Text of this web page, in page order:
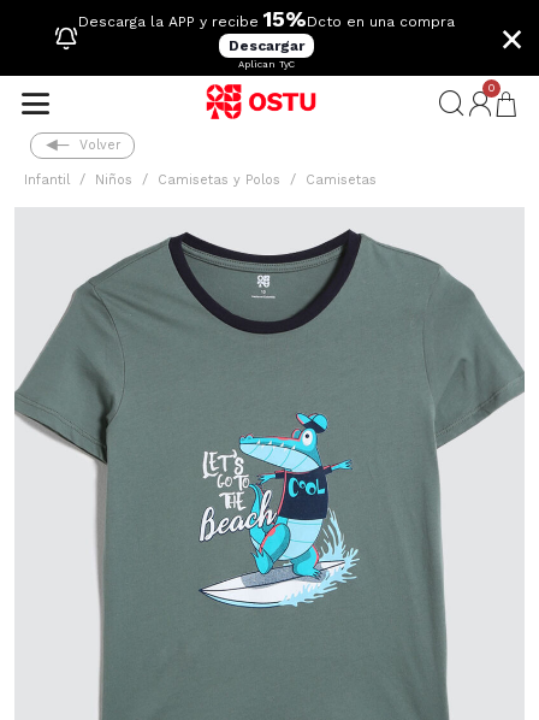
Descarga la APP y recibe 15%Dcto en una compra
Descargar
Aplican TyC
×
0
Volver
Infantil Niños Camisetas y Polos Camisetas